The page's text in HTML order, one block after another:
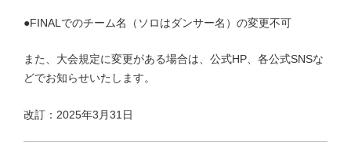
●FINALでのチーム名（ソロはダンサー名）の変更不可
また、大会規定に変更がある場合は、公式HP、各公式SNSな
どでお知らせいたします。
改訂：2025年3月31日